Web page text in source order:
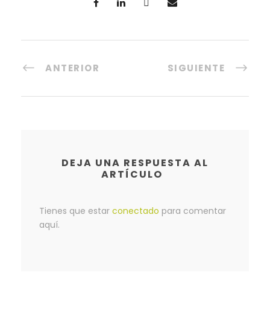
ANTERIOR SIGUIENTE
DEJA UNA RESPUESTA AL
ARTÍCULO
Tienes que estar conectado para comentar
aquí.